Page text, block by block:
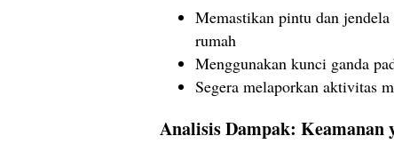
Memastikan pintu dan
rumah
Menggunakan kunci ganda
Segera melaporkan aktivitas
Analisis Dampak: